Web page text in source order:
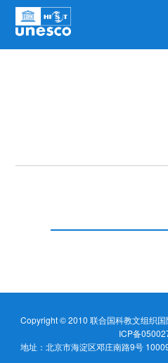
Copyright © 2010 联合国科教文组织
ICP备
地址：北京市海淀区邓庄南路9号